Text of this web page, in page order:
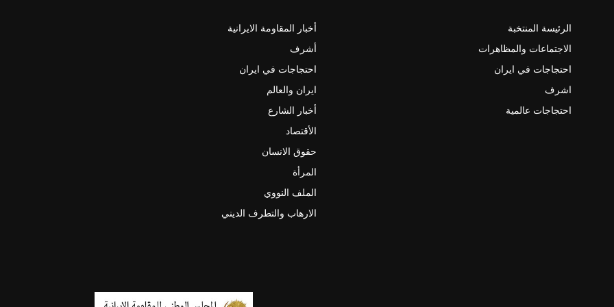
أخبار المقاومة الايرانية
أشرف
احتجاجات في ايران
ايران والعالم
أخبار الشارع
الأقتصاد
حقوق الانسان
المرأة
الملف النووي
الارهاب والتطرف الديني
الرئيسة المنتخبة
الاجتماعات والمظاهرات
احتجاجات في ايران
اشرف
احتجاجات عالمية